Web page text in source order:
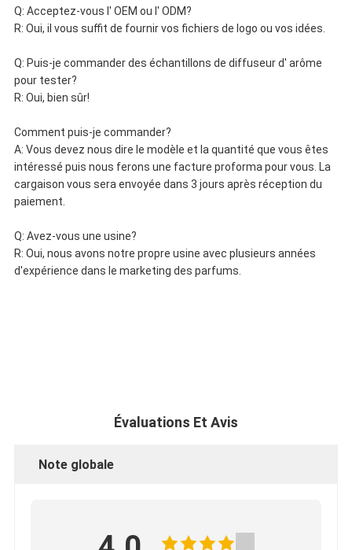
Q: Acceptez-vous l' OEM ou l' ODM?
R: Oui, il vous suffit de fournir vos fichiers de logo ou vos idées.
Q: Puis-je commander des échantillons de diffuseur d' arôme
pour tester?
R: Oui, bien sûr!
Comment puis-je commander?
A: Vous devez nous dire le modèle et la quantité que vous êtes
intéressé puis nous ferons une facture proforma pour vous. La
cargaison vous sera envoyée dans 3 jours après réception du
paiement.
Q: Avez-vous une usine?
R: Oui, nous avons notre propre usine avec plusieurs années
d'expérience dans le marketing des parfums.
Évaluations Et Avis
Note globale